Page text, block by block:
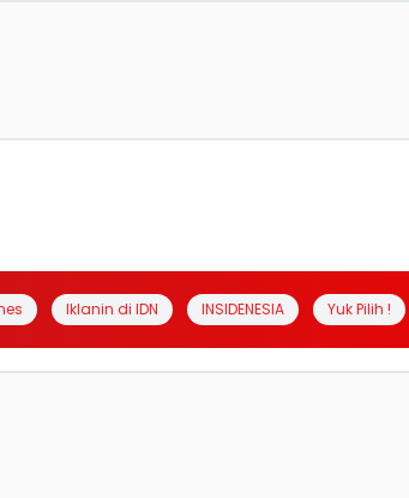
Iklanin di IDN INSIDENESIA Yuk Pilih !